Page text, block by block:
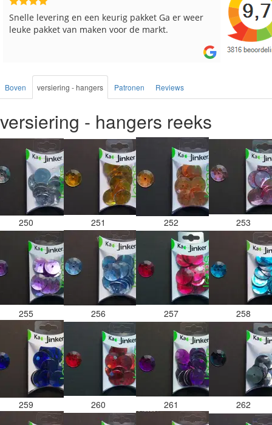
Snelle levering en een keurig pakket Ga er weer
leuke pakket van maken voor de markt.
Reeds
besteld,
Boven versiering - hangers Patronen Reviews
versiering - hangers reeks
250 251 252 253
255 256 257 258
259 260 261 262